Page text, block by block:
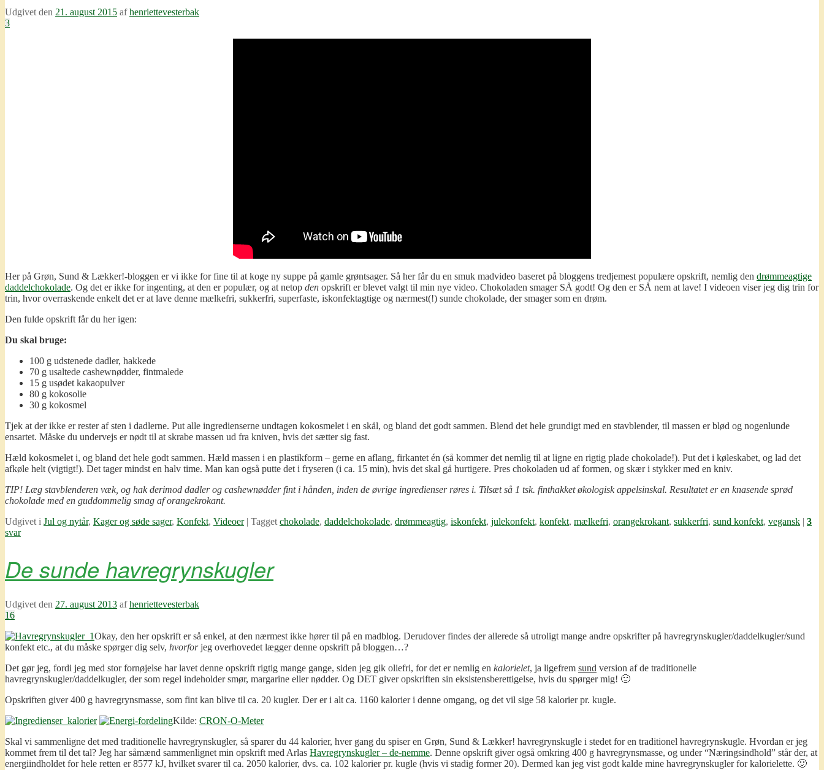
Udgivet den 21. august 2015 afhenriettevesterbak
3
Her på Grøn, Sund & Lækker!-bloggen er vi ikke for fine til at koge ny suppe på gamle grøntsager. Så her får du en smuk madvideo baseret på bloggens tredjemest populære opskrift, nemlig den drømmeagtige
daddelchokolade. Og det er ikke for ingenting, at den er populær, og at netop den opskrift er blevet valgt til min nye video. Chokoladen smager SÅ godt! Og den er SÅ nem at lave! I videoen viser jeg dig trin for
trin, hvor overraskende enkelt det er at lave denne mælkefri, sukkerfri, superfaste, iskonfektagtige og nærmest(!) sunde chokolade, der smager som en drøm.
Den fulde opskrift får du her igen:
Du skal bruge:
100 g udstenede dadler, hakkede
70 g usaltede cashewnødder, fintmalede
15 g usødet kakaopulver
80 g kokosolie
30 g kokosmel
Tjek at der ikke er rester af sten i dadlerne. Put alle ingredienserne undtagen kokosmelet i en skål, og bland det godt sammen. Blend det hele grundigt med en stavblender, til massen er blød og nogenlunde
ensartet. Måske du undervejs er nødt til at skrabe massen ud fra kniven, hvis det sætter sig fast.
Hæld kokosmelet i, og bland det hele godt sammen. Hæld massen i en plastikform – gerne en aflang, firkantet én (så kommer det nemlig til at ligne en rigtig plade chokolade!). Put det i køleskabet, og lad det
afkøle helt (vigtigt!). Det tager mindst en halv time. Man kan også putte det i fryseren (i ca. 15 min), hvis det skal gå hurtigere. Pres chokoladen ud af formen, og skær i stykker med en kniv.
TIP! Læg stavblenderen væk, og hak derimod dadler og cashewnødder fint i hånden, inden de øvrige ingredienser røres i. Tilsæt så 1 tsk. finthakket økologisk appelsinskal. Resultatet er en knasende sprød
chokolade med en guddommelig smag af orangekrokant.
Udgivet i Jul og nytår, Kager og søde sager, Konfekt, Videoer | Tagget chokolade, daddelchokolade, drømmeagtig, iskonfekt, julekonfekt, konfekt, mælkefri, orangekrokant, sukkerfri, sund konfekt, vegansk | 3
svar
De sunde havregrynskugler
Udgivet den 27. august 2013 afhenriettevesterbak
16
Okay, den her opskrift er så enkel, at den nærmest ikke hører til på en madblog. Derudover findes der allerede så utroligt mange andre opskrifter på havregrynskugler/daddelkugler/sund
konfekt etc., at du måske spørger dig selv, hvorforjeg overhovedet lægger denne opskrift på bloggen…?
Det gør jeg, fordi jeg med stor fornøjelse har lavet denne opskrift rigtig mange gange, siden jeg gik oliefri, for det er nemlig en kalorielet, ja ligefrem sund version af de traditionelle
havregrynskugler/daddelkugler, der som regel indeholder smør, margarine eller nødder. Og DET giver opskriften sin eksistensberettigelse, hvis du spørger mig! 🙂
Opskriften giver 400 g havregrynsmasse, som fint kan blive til ca. 20 kugler. Der er i alt ca. 1160 kalorier i denne omgang, og det vil sige 58 kalorier pr. kugle.
Kilde: CRON-O-Meter
Skal vi sammenligne det med traditionelle havregrynskugler, så sparer du 44 kalorier, hver gang du spiser en Grøn, Sund & Lækker! havregrynskugle i stedet for en traditionel havregrynskugle. Hvordan er jeg
kommet frem til det tal? Jeg har såmænd sammenlignet min opskrift med Arlas Havregrynskugler – de-nemme. Denne opskrift giver også omkring 400 g havregrynsmasse, og under “Næringsindhold” står der, at
energiindholdet for hele retten er 8577 kJ, hvilket svarer til ca. 2050 kalorier, dvs. ca. 102 kalorier pr. kugle (hvis vi stadig former 20). Dermed kan jeg vist godt kalde mine havregrynskugler for kalorielette. 🙂